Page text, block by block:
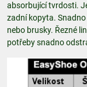
absorbující tvrdosti.
zadní kopyta.
nebo brusky. Řezné
potřeby snadno